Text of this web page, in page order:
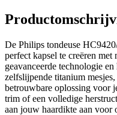
De Philips tondeuse
perfect kapsel te creëren
geavanceerde technologie
zelfslijpende titanium
betrouwbare oplossing voor
trim of een volledige
aan jouw haardikte aan voor